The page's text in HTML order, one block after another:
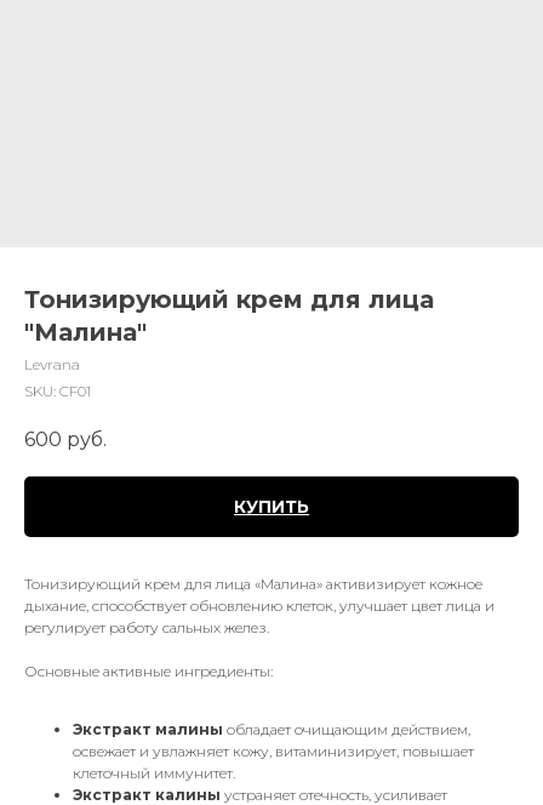
Тонизирующий крем для лица
"Малина"
Levrana
SKU: CF01
600 руб.
КУПИТЬ
Тонизирующий крем для лица «Малина» активизирует кожное
дыхание, способствует обновлению клеток, улучшает цвет лица и
регулирует работу сальных желез.
Основные активные ингредиенты:
Экстракт малины обладает очищающим действием,
освежает и увлажняет кожу, витаминизирует, повышает
клеточный иммунитет.
Экстракт калины устраняет отечность, усиливает